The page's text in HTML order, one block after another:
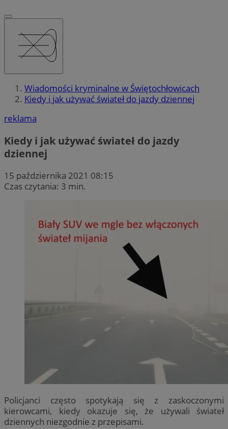
Wiadomości kryminalne w Świętochłowicach
Kiedy i jak używać świateł do jazdy dziennej
reklama
Kiedy i jak używać świateł do jazdy
dziennej
15 października 2021 08:15
Czas czytania: 3 min.
Policjanci często spotykają się z zaskoczonymi
kierowcami, kiedy okazuje się, że używali świateł
dziennych niezgodnie z przepisami.